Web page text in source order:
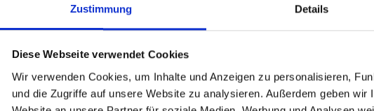
Zustimmung Details
Diese Webseite verwendet Cookies
Wir verwenden Cookies, um Inhalte und Anzeigen zu personalisieren,
und die Zugriffe auf unsere Website zu analysieren. Außerdem geben
1MP 12 -40 48.4
MATCHES
Spieler GP CD % Game-Scores